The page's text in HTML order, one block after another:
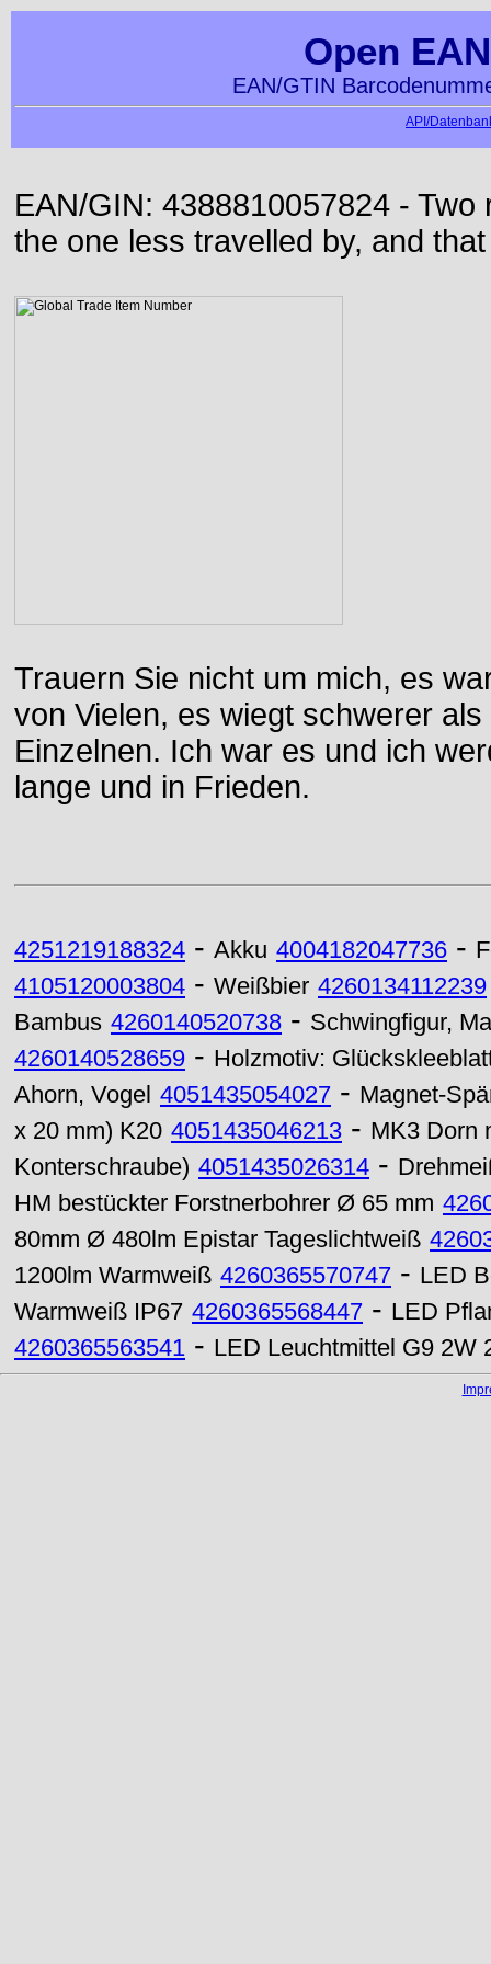
Open
EAN/GTIN
API/
EAN/GIN: 4388810057824 -
the one less travelled by, and
Trauern Sie nicht um mich, es
von Vielen, es wiegt schwerer
Einzelnen. Ich war es und ich
lange und in Frieden.
4251219188324 - Akku 4004182047736 -
4105120003804 - Weißbier 4260134112239
Bambus 4260140520738 - Schwingfigur,
4260140528659 - Holzmotiv:
Ahorn, Vogel 4051435054027 - Magnet-
x 20 mm) K20 4051435046213 - MK3 Dorn
Konterschraube) 4051435026314 -
HM bestückter Forstnerbohrer Ø 65 mm
80mm Ø 480lm Epistar Tageslichtweiß
1200lm Warmweiß 4260365570747 - LED
Warmweiß IP67 4260365568447 - LED
4260365563541 - LED Leuchtmittel G9 2W